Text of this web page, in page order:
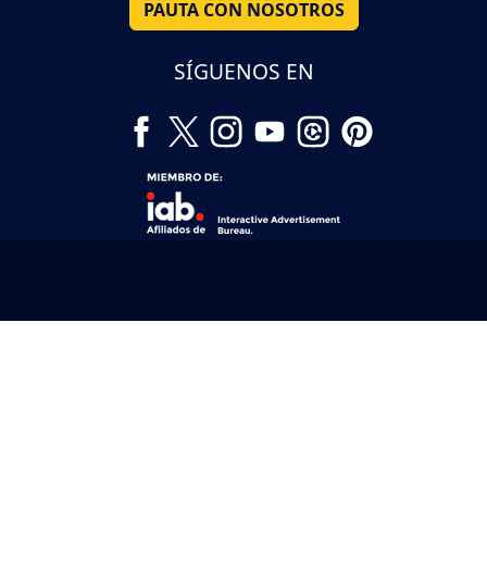
PAUTA CON NOSOTROS
SÍGUENOS EN